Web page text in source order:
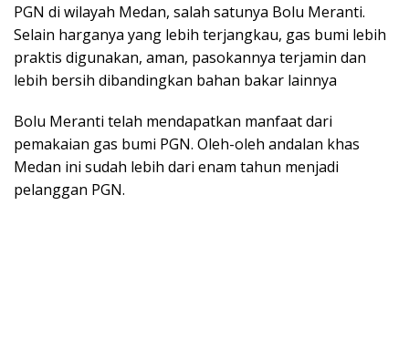
PGN di wilayah Medan, salah satunya Bolu Meranti.
Selain harganya yang lebih terjangkau, gas bumi lebih
praktis digunakan, aman, pasokannya terjamin dan
lebih bersih dibandingkan bahan bakar lainnya
Bolu Meranti telah mendapatkan manfaat dari
pemakaian gas bumi PGN. Oleh-oleh andalan khas
Medan ini sudah lebih dari enam tahun menjadi
pelanggan PGN.